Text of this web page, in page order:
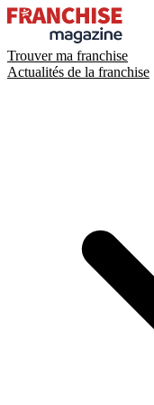
Trouver ma franchise
Actualités de la franchise